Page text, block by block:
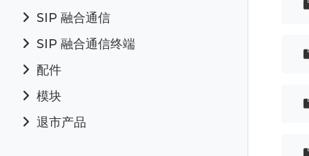
SIP 融合通信
SIP 融合通信终端
配件
模块
退市产品